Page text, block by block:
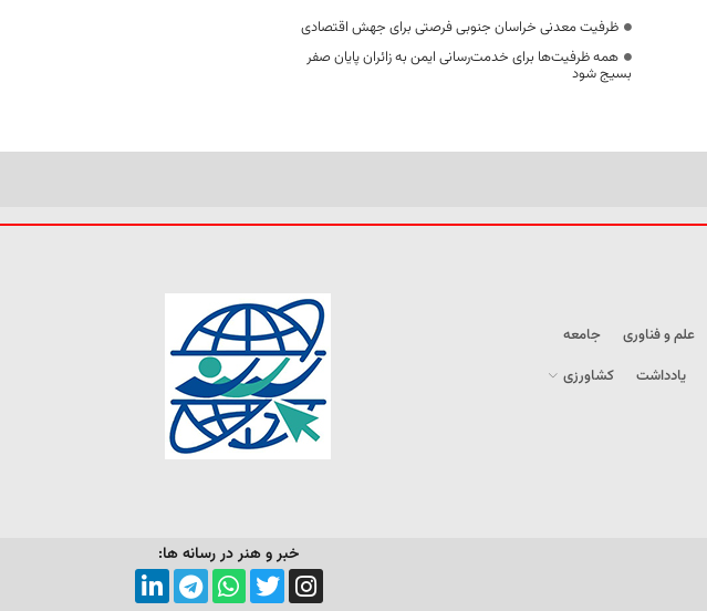
ظرفیت معدنی خراسان جنوبی فرصتی برای جهش اقتصادی
همه ظرفیت‌ها برای خدمت‌رسانی ایمن به زائران پایان صفر
بسیج شود
علم و فناوری
جامعه
یادداشت
کشاورزی
خبر و هنر در رسانه ها: